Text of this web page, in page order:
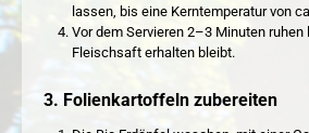
lassen, bis eine Kerntemperatur von
Vor dem Servieren 2–3 Minuten ruhen
Fleischsaft erhalten bleibt.
3. Folienkartoffeln zubereiten